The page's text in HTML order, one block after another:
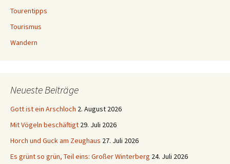
Tourentipps
Tourismus
Wandern
Neueste Beiträge
Gott ist ein Arschloch 2. August 2026
Mit Vögeln beschäftigt 29. Juli 2026
Horch und Guck am Zeughaus 27. Juli 2026
Es grünt so grün, Teil eins: Großer Winterberg 24. Juli 2026